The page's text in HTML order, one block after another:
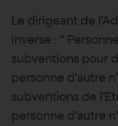
Le dirigeant de
inverse : “
subventions pour
personne d’autre
subventions de
personne d’autre